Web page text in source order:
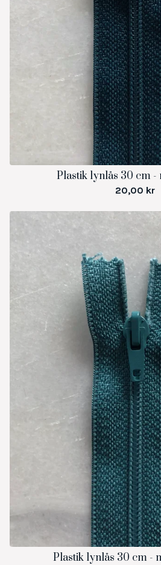
Plastik lynlås 30 cm
20,00 kr
Plastik lynlås 30 cm -